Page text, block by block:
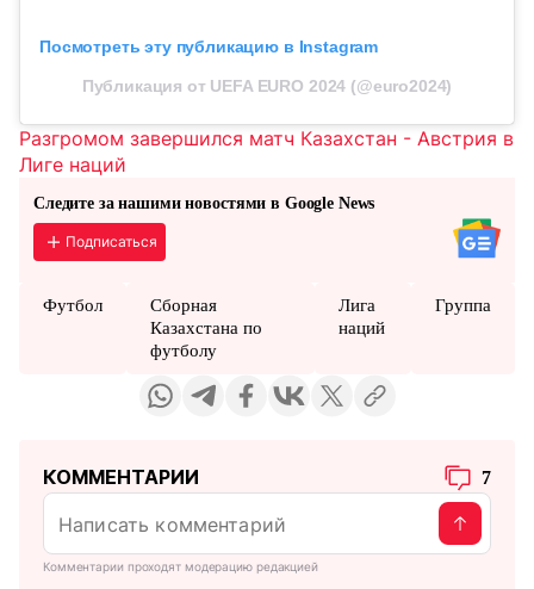
Посмотреть эту публикацию в Instagram
Публикация от UEFA EURO 2024 (@euro2024)
Разгромом завершился матч Казахстан - Австрия в
Лиге наций
Следите за нашими новостями в Google News
Подписаться
Футбол
Сборная
Казахстана по
футболу
Лига
наций
Группа
КОММЕНТАРИИ 7
Комментарии проходят модерацию редакцией